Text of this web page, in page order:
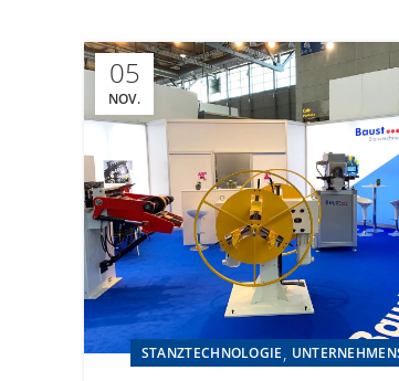
05
NOV.
STANZTECHNOLOGIE,